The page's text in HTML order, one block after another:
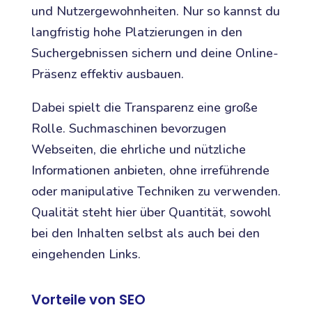
und Nutzergewohnheiten. Nur so kannst du
langfristig hohe Platzierungen in den
Suchergebnissen sichern und deine Online-
Präsenz effektiv ausbauen.
Dabei spielt die Transparenz eine große
Rolle. Suchmaschinen bevorzugen
Webseiten, die ehrliche und nützliche
Informationen anbieten, ohne irreführende
oder manipulative Techniken zu verwenden.
Qualität steht hier über Quantität, sowohl
bei den Inhalten selbst als auch bei den
eingehenden Links.
Vorteile von SEO